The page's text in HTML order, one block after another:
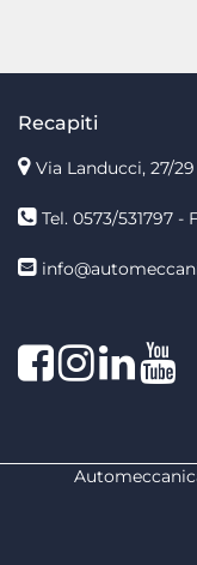
Recapiti
Via Landucci, 27/
Tel. 0573/531797 -
FacebookInstagram
linkedin